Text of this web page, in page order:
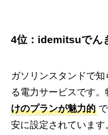
4位：idemitsuでん
ガソリンスタンドで
る電力サービスです。
けのプランが魅力的
安に設定されていま